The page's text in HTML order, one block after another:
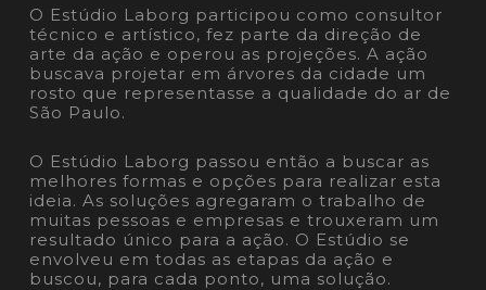
O Estúdio Laborg participou como consultor
técnico e artístico, fez parte da direção de
arte da ação e operou as projeções. A ação
buscava projetar em árvores da cidade um
rosto que representasse a qualidade do ar de
São Paulo.
O Estúdio Laborg passou então a buscar as
melhores formas e opções para realizar esta
ideia. As soluções agregaram o trabalho de
muitas pessoas e empresas e trouxeram um
resultado único para a ação. O Estúdio se
envolveu em todas as etapas da ação e
buscou, para cada ponto, uma solução.